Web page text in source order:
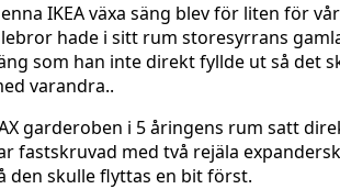
IKEA växa säng blev för liten för
hade i sitt rum storesyrrans
som han inte direkt fyllde ut så det
varandra..
garderoben i 5 åringens rum satt
fastskruvad med två rejäla
den skulle flyttas en bit först.